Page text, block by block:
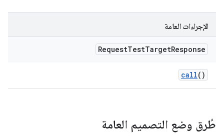
الإجراءات العامة
RequestTestTargetResponse
call()
طُرق وضع التصميم العامة